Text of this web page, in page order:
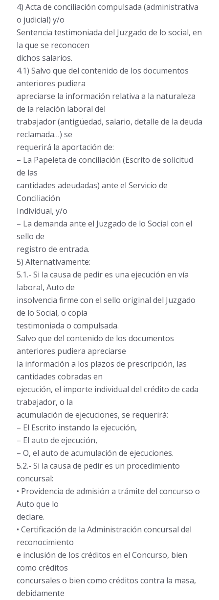
4) Acta de conciliación compulsada (administrativa
o judicial) y/o
Sentencia testimoniada del Juzgado de lo social, en
la que se reconocen
dichos salarios.
4.1) Salvo que del contenido de los documentos
anteriores pudiera
apreciarse la información relativa a la naturaleza
de la relación laboral del
trabajador (antigüedad, salario, detalle de la deuda
reclamada…) se
requerirá la aportación de:
– La Papeleta de conciliación (Escrito de solicitud
de las
cantidades adeudadas) ante el Servicio de
Conciliación
Individual, y/o
– La demanda ante el Juzgado de lo Social con el
sello de
registro de entrada.
5) Alternativamente:
5.1.- Si la causa de pedir es una ejecución en vía
laboral, Auto de
insolvencia firme con el sello original del Juzgado
de lo Social, o copia
testimoniada o compulsada.
Salvo que del contenido de los documentos
anteriores pudiera apreciarse
la información a los plazos de prescripción, las
cantidades cobradas en
ejecución, el importe individual del crédito de cada
trabajador, o la
acumulación de ejecuciones, se requerirá:
– El Escrito instando la ejecución,
– El auto de ejecución,
– O, el auto de acumulación de ejecuciones.
5.2.- Si la causa de pedir es un procedimiento
concursal:
• Providencia de admisión a trámite del concurso o
Auto que lo
declare.
• Certificación de la Administración concursal del
reconocimiento
e inclusión de los créditos en el Concurso, bien
como créditos
concursales o bien como créditos contra la masa,
debidamente